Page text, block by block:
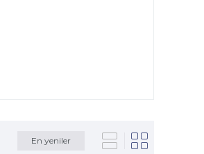
En yeniler